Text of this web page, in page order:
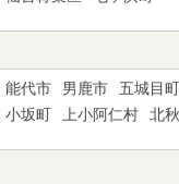
能代市 男鹿市 五城目町
小坂町
上小阿仁村 北